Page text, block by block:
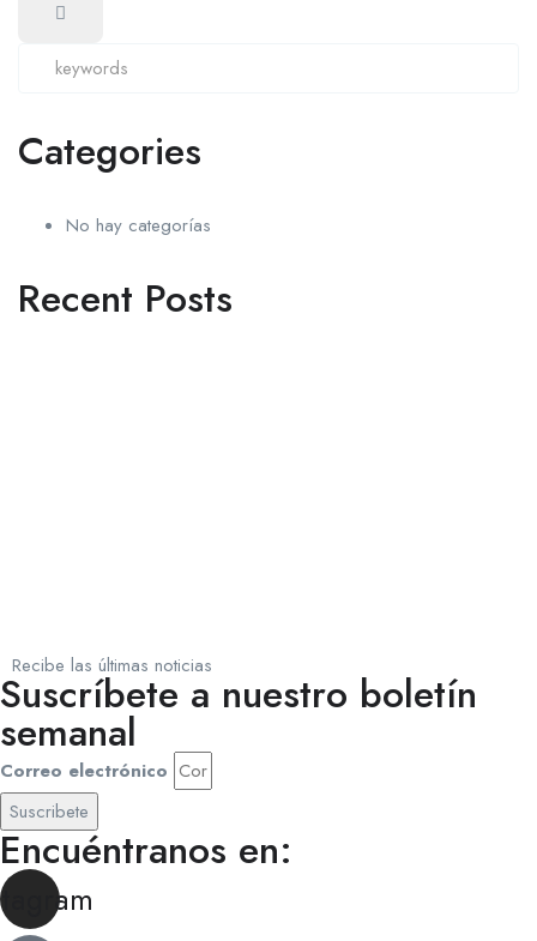
Categories
No hay categorías
Recent Posts
Recibe las últimas noticias
Suscríbete a nuestro boletín
semanal
Correo electrónico
Suscribete
Encuéntranos en: